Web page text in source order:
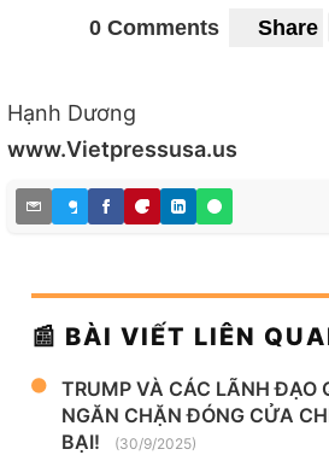
0 Comments Share
Hạnh Dương
www.Vietpressusa.us
📰 BÀI VIẾT LIÊN
TRUMP VÀ CÁC LÃNH ĐẠO
NGĂN CHẶN ĐÓNG CỬA
BẠI!
(30/9/2025)